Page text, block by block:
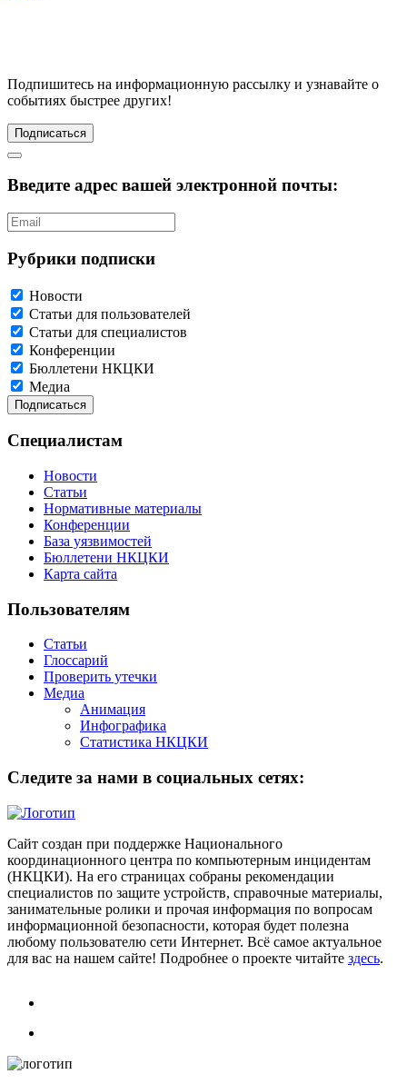
Подпишитесь на информационную рассылку и узнавайте о
событиях быстрее других!
Подписаться
Введите адрес вашей электронной почты:
Рубрики подписки
Новости
Статьи для пользователей
Статьи для специалистов
Конференции
Бюллетени НКЦКИ
Медиа
Специалистам
Новости
Статьи
Нормативные материалы
Конференции
База уязвимостей
Бюллетени НКЦКИ
Карта сайта
Пользователям
Статьи
Глоссарий
Проверить утечки
Медиа
Анимация
Инфографика
Статистика НКЦКИ
Следите за нами в социальных сетях:
Сайт создан при поддержке Национального
координационного центра по компьютерным инцидентам
(НКЦКИ). На его страницах собраны рекомендации
специалистов по защите устройств, справочные материалы,
занимательные ролики и прочая информация по вопросам
информационной безопасности, которая будет полезна
любому пользователю сети Интернет. Всё самое актуальное
для вас на нашем сайте! Подробнее о проекте читайте здесь.